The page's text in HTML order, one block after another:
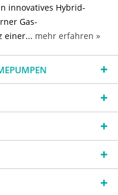
innovatives Hybrid-
Gas-
einer... mehr erfahren »